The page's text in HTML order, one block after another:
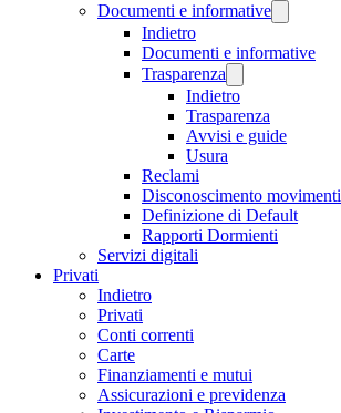
Documenti e informative
Indietro
Documenti e informative
Trasparenza
Indietro
Trasparenza
Avvisi e guide
Usura
Reclami
Disconoscimento movimenti
Definizione di Default
Rapporti Dormienti
Servizi digitali
Privati
Indietro
Privati
Conti correnti
Carte
Finanziamenti e mutui
Assicurazioni e previdenza